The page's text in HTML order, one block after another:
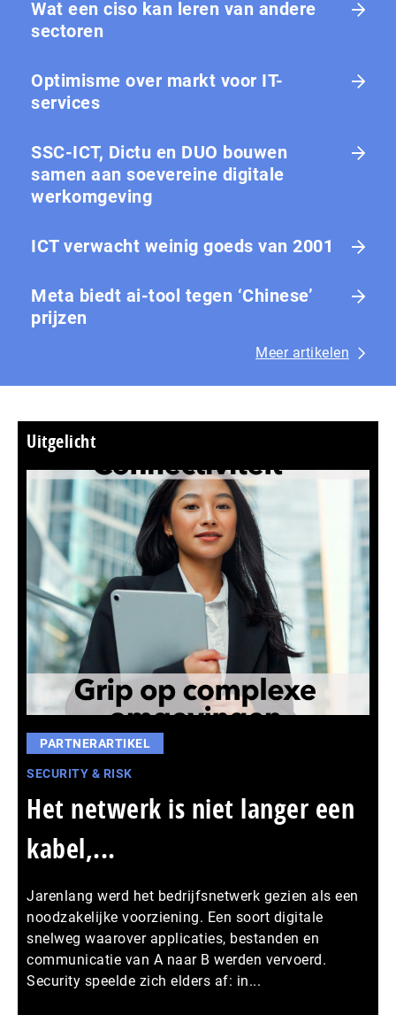
Wat een ciso kan leren van andere
sectoren
Optimisme over markt voor IT-
services
SSC-ICT, Dictu en DUO bouwen
samen aan soevereine digitale
werkomgeving
ICT verwacht weinig goeds van 2001
Meta biedt ai-tool tegen ‘Chinese’
prijzen
Meer artikelen
Uitgelicht
PARTNERARTIKEL
SECURITY & RISK
Het netwerk is niet langer een
kabel,...
Jarenlang werd het bedrijfsnetwerk gezien als een
noodzakelijke voorziening. Een soort digitale
snelweg waarover applicaties, bestanden en
communicatie van A naar B werden vervoerd.
Security speelde zich elders af: in...